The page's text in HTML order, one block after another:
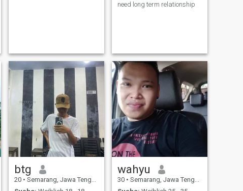
need long term relationship
btg
20 • Semarang, Jawa Tengah, Indonesien
wahyu
30 • Semarang, Jawa Tengah, Indonesien